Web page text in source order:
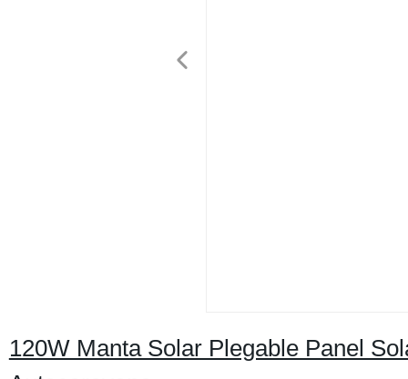
120W Manta Solar Plegable Panel